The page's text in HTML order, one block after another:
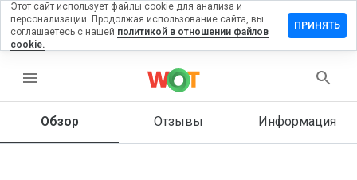
menu
Обзор Отзывы Информация
на
Как бы
Этот сайт использует файлы cookie для анализа и
персонализации. Продолжая использование сайта, вы
соглашаетесь с нашей политикой в отношении файлов
cookie.
ПРИНЯТЬ